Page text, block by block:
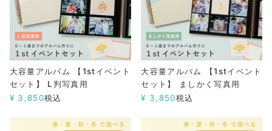
大容量アルバム 【1stイベント
セット】 L判写真用
¥ 3,850税込
大容量アルバム 【1stイベント
セット】 ましかく写真用
¥ 3,850税込